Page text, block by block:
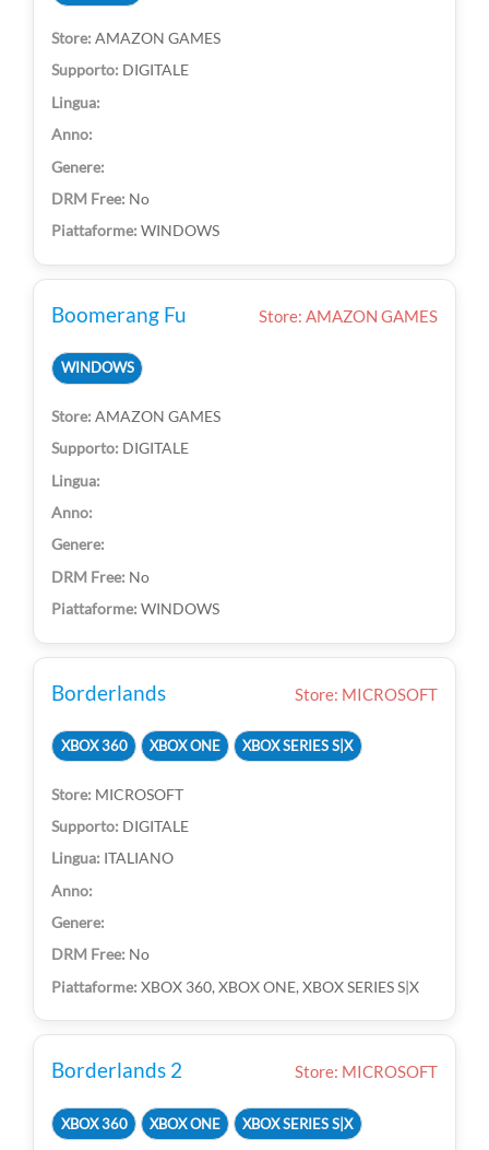
AMAZON GAMES
DIGITALE
No
WINDOWS
Boomerang Fu Store: AMAZON GAMES
WINDOWS
AMAZON GAMES
DIGITALE
No
WINDOWS
Borderlands Store: MICROSOFT
XBOX 360 XBOX ONE XBOX SERIES S|X
MICROSOFT
DIGITALE
ITALIANO
No
XBOX 360, XBOX ONE, XBOX SERIES S|X
Borderlands 2 Store: MICROSOFT
XBOX 360 XBOX ONE XBOX SERIES S|X